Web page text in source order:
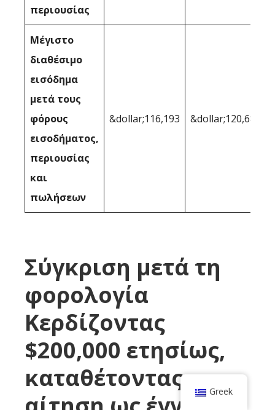
περιουσίας
Μέγιστο
διαθέσιμο
εισόδημα
μετά τους
φόρους
εισοδήματος,
περιουσίας
και
πωλήσεων
&dollar;116,193 &dollar;120,683
Σύγκριση μετά τη
φορολογία
Κερδίζοντας
$200,000 ετησίως,
καταθέτοντας
Greek